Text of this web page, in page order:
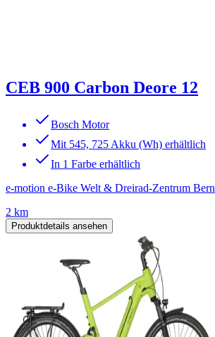
CEB 900 Carbon Deore 12
Bosch Motor
Mit 545, 725 Akku (Wh) erhältlich
In 1 Farbe erhältlich
e-motion e-Bike Welt & Dreirad-Zentrum Bern
2 km
Produktdetails ansehen